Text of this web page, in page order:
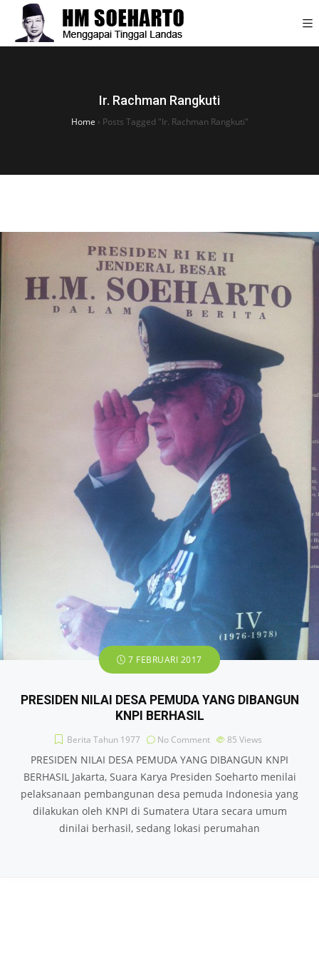
Ir. Rachman Rangkuti
Home › Posts Tagged "Ir. Rachman Rangkuti"
7 FEBRUARI 2017
PRESIDEN NILAI DESA PEMUDA YANG DIBANGUN
KNPI BERHASIL
Berita Tahun 1977 No Comment 85 Views
PRESIDEN NILAI DESA PEMUDA YANG DIBANGUN KNPI
BERHASIL Jakarta, Suara Karya Presiden Soeharto menilai
pelaksanaan pembangunan desa pemuda Indonesia yang
dilakukan oleh KNPI di Sumatera Utara secara umum
dinilai berhasil, sedang lokasi perumahan